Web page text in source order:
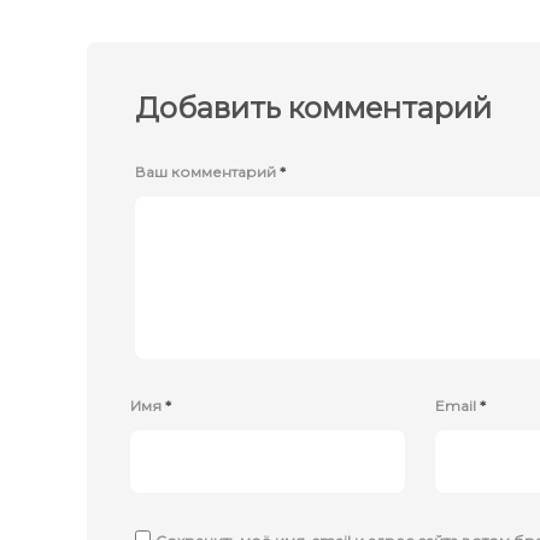
Добавить комментарий
Ваш комментарий *
Имя * Email *